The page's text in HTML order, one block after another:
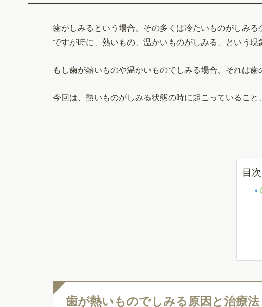
歯がしみるという場合、その多くは冷たいものがしみる
ですが時に、熱いもの、温かいものがしみる、という現
もし歯が熱いものや温かいものでしみる場合、それは
今回は、熱いものがしみる状態の時に起こっているこ
目次
歯が熱いものでしみる原因と治療法